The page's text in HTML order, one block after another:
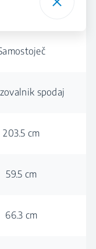
spodaj
203.5 cm
59.5 cm
66.3 cm